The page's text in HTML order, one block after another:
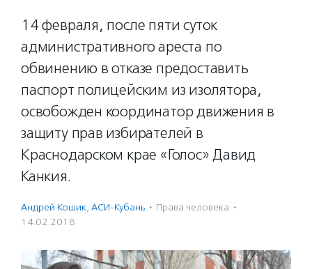
14 февраля, после пяти суток
административного ареста по
обвинению в отказе предоставить
паспорт полицейским из изолятора,
освобожден координатор движения в
защиту прав избирателей в
Краснодарском крае «Голос» Давид
Канкия.
Андрей Кошик, АСИ-Кубань · Права человека ·
14.02.2018